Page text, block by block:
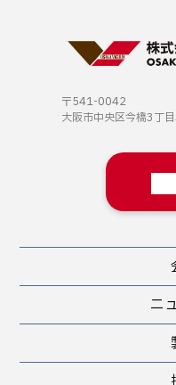
〒541-0042
大阪市中央区今橋3丁
ニ